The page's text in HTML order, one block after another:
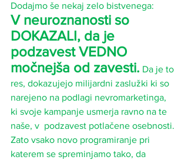
Dodajmo še nekaj zelo bistvenega:
V neuroznanosti so
DOKAZALI, da je
podzavest VEDNO
močnejša od zavesti. Da je to
res, dokazujejo milijardni zaslužki ki so
narejeno na podlagi nevromarketinga,
ki svoje kampanje usmerja ravno na te
naše, v  podzavest potlačene osebnosti.
Zato vsako novo programiranje pri
katerem se spreminjamo tako, da